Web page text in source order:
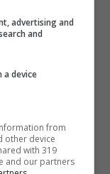
Sané;
Sergi
Jordi Alba;
advertising and
and
device
from
other device
with 319
and our partners